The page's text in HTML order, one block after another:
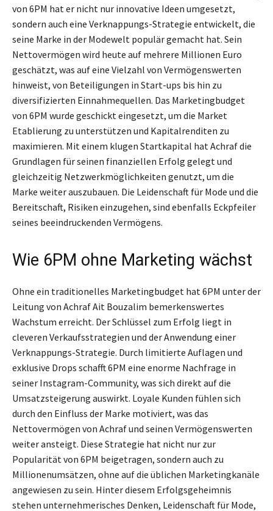
von 6PM hat er nicht nur innovative Ideen umgesetzt,
sondern auch eine Verknappungs-Strategie entwickelt, die
seine Marke in der Modewelt populär gemacht hat. Sein
Nettovermögen wird heute auf mehrere Millionen Euro
geschätzt, was auf eine Vielzahl von Vermögenswerten
hinweist, von Beteiligungen in Start-ups bis hin zu
diversifizierten Einnahmequellen. Das Marketingbudget
von 6PM wurde geschickt eingesetzt, um die Market
Etablierung zu unterstützen und Kapitalrenditen zu
maximieren. Mit einem klugen Startkapital hat Achraf die
Grundlagen für seinen finanziellen Erfolg gelegt und
gleichzeitig Netzwerkmöglichkeiten genutzt, um die
Marke weiter auszubauen. Die Leidenschaft für Mode und die
Bereitschaft, Risiken einzugehen, sind ebenfalls Eckpfeiler
seines beeindruckenden Vermögens.
Wie 6PM ohne Marketing wächst
Ohne ein traditionelles Marketingbudget hat 6PM unter der
Leitung von Achraf Ait Bouzalim bemerkenswertes
Wachstum erreicht. Der Schlüssel zum Erfolg liegt in
cleveren Verkaufsstrategien und der Anwendung einer
Verknappungs-Strategie. Durch limitierte Auflagen und
exklusive Drops schafft 6PM eine enorme Nachfrage in
seiner Instagram-Community, was sich direkt auf die
Umsatzsteigerung auswirkt. Loyale Kunden fühlen sich
durch den Einfluss der Marke motiviert, was das
Nettovermögen von Achraf und seinen Vermögenswerten
weiter ansteigt. Diese Strategie hat nicht nur zur
Popularität von 6PM beigetragen, sondern auch zu
Millionenumsätzen, ohne auf die üblichen Marketingkanäle
angewiesen zu sein. Hinter diesem Erfolgsgeheimnis
stehen unternehmerisches Denken, Leidenschaft für Mode,